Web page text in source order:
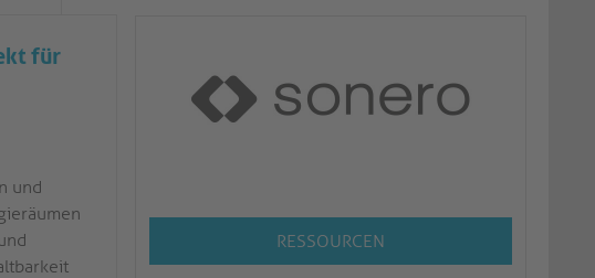
RESSOURCEN
für
und